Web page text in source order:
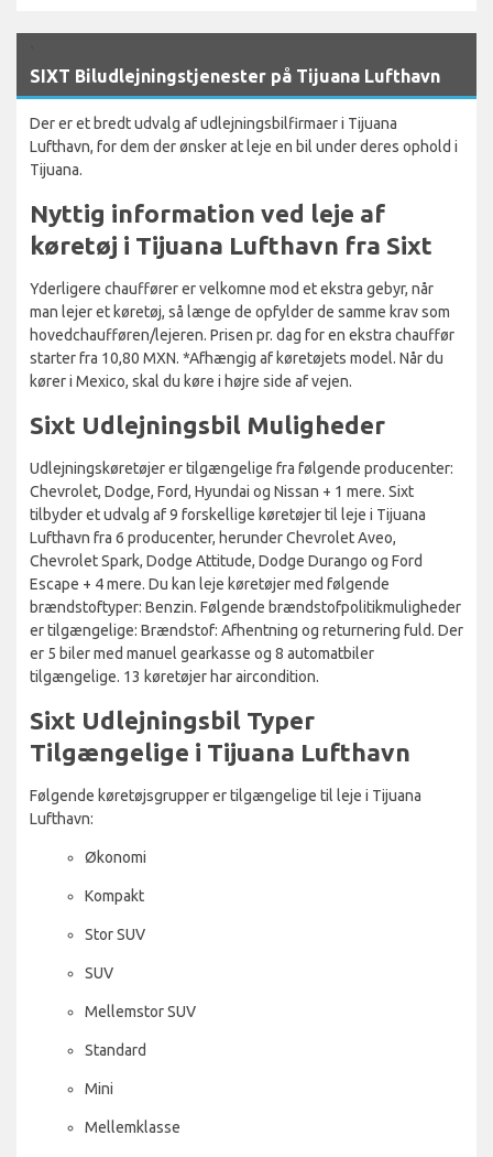
SIXT Biludlejningstjenester på Tijuana Lufthavn
Der er et bredt udvalg af udlejningsbilfirmaer i Tijuana
Lufthavn, for dem der ønsker at leje en bil under deres ophold i
Tijuana.
Nyttig information ved leje af
køretøj i Tijuana Lufthavn fra Sixt
Yderligere chauffører er velkomne mod et ekstra gebyr, når
man lejer et køretøj, så længe de opfylder de samme krav som
hovedchaufføren/lejeren. Prisen pr. dag for en ekstra chauffør
starter fra 10,80 MXN. *Afhængig af køretøjets model. Når du
kører i Mexico, skal du køre i højre side af vejen.
Sixt Udlejningsbil Muligheder
Udlejningskøretøjer er tilgængelige fra følgende producenter:
Chevrolet, Dodge, Ford, Hyundai og Nissan + 1 mere. Sixt
tilbyder et udvalg af 9 forskellige køretøjer til leje i Tijuana
Lufthavn fra 6 producenter, herunder Chevrolet Aveo,
Chevrolet Spark, Dodge Attitude, Dodge Durango og Ford
Escape + 4 mere. Du kan leje køretøjer med følgende
brændstoftyper: Benzin. Følgende brændstofpolitikmuligheder
er tilgængelige: Brændstof: Afhentning og returnering fuld. Der
er 5 biler med manuel gearkasse og 8 automatbiler
tilgængelige. 13 køretøjer har aircondition.
Sixt Udlejningsbil Typer
Tilgængelige i Tijuana Lufthavn
Følgende køretøjsgrupper er tilgængelige til leje i Tijuana
Lufthavn:
Økonomi
Kompakt
Stor SUV
SUV
Mellemstor SUV
Standard
Mini
Mellemklasse